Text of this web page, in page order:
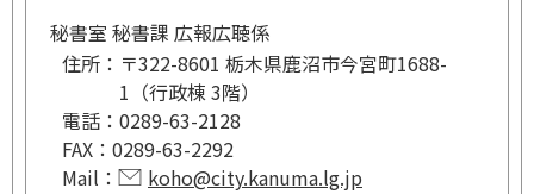
秘書室 秘書課 広報広聴係
住所： 〒322-8601 栃木県鹿沼市今宮町1688-
1（行政棟 3階）
電話： 0289-63-2128
FAX： 0289-63-2292
Mail：
koho@city.kanuma.lg.jp